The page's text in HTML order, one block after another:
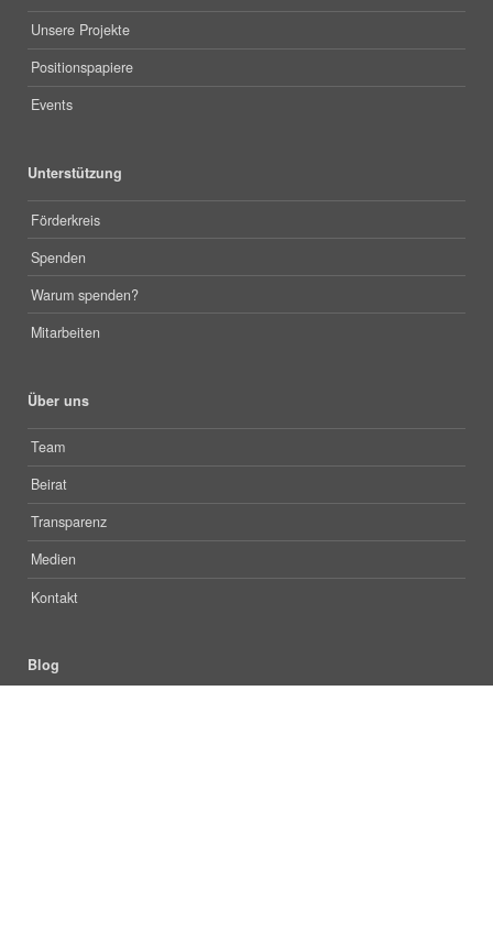
Unsere Projekte
Positionspapiere
Events
Unterstützung
Förderkreis
Spenden
Warum spenden?
Mitarbeiten
Über uns
Team
Beirat
Transparenz
Medien
Kontakt
Blog